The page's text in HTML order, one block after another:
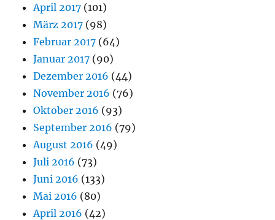
April 2017 (101)
März 2017 (98)
Februar 2017 (64)
Januar 2017 (90)
Dezember 2016 (44)
November 2016 (76)
Oktober 2016 (93)
September 2016 (79)
August 2016 (49)
Juli 2016 (73)
Juni 2016 (133)
Mai 2016 (80)
April 2016 (42)